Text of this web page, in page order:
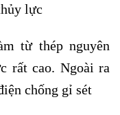
lực
từ thép nguyên
rất cao. Ngoài ra
chống gỉ sét